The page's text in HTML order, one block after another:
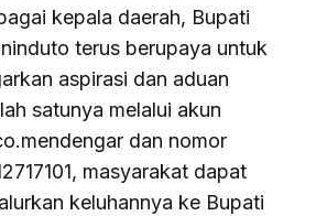
kepala daerah, Bupati
terus berupaya untuk
aspirasi dan aduan
satunya melalui akun
dan nomor
masyarakat dapat
keluhannya ke Bupati